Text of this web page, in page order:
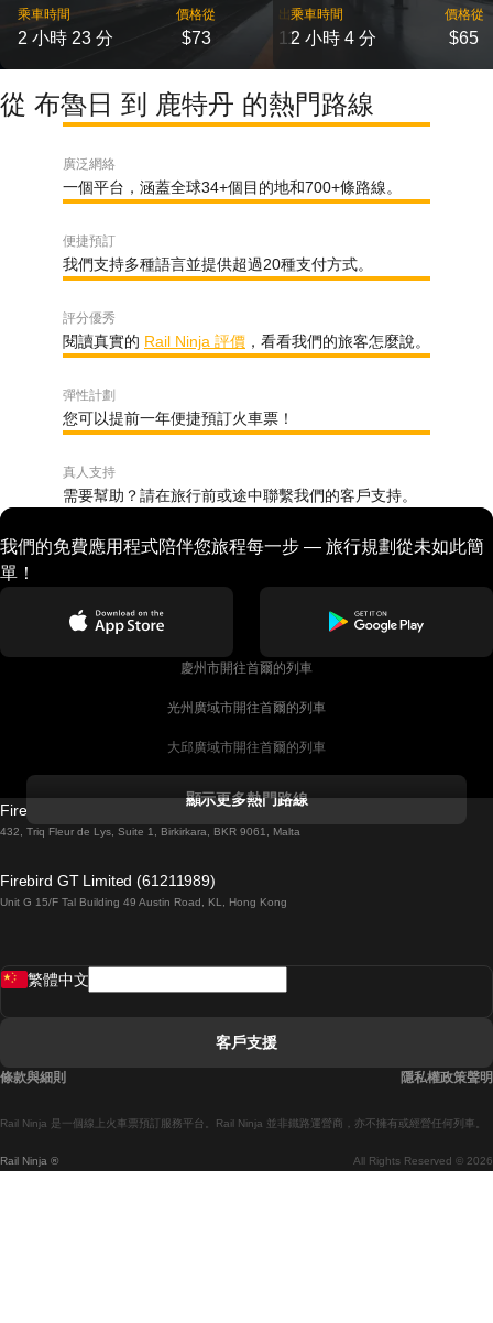
乘車時間
2 小時 23 分
價格從
$73
出發
11
乘車時間
2 小時 4 分
價格從
$65
從 布魯日 到 鹿特丹 的熱門路線
廣泛網絡
一個平台，涵蓋全球34+個目的地和700+條路線。
便捷預訂
我們支持多種語言並提供超過20種支付方式。
評分優秀
閱讀真實的 Rail Ninja 評價 ，看看我們的旅客怎麼說。
彈性計劃
您可以提前一年便捷預訂火車票！
真人支持
需要幫助？請在旅行前或途中聯繫我們的客戶支持。
我們的免費應用程式陪伴您旅程每一步 — 旅行規劃從未如此簡
單！
慶州市開往首爾的列車
光州廣域市開往首爾的列車
大邱廣域市開往首爾的列車
都柏林開往戈尔韦的列車
羅馬開往拿坡里的列車
顯示更多熱門路線
Firebird GT Limited (OC 1451)
432, Triq Fleur de Lys, Suite 1, Birkirkara, BKR 9061, Malta
Firebird GT Limited (61211989)
Unit G 15/F Tal Building 49 Austin Road, KL, Hong Kong
Rail Ninja ® All Rights Reserved © 2026
Rail Ninja 是一個線上火車票預訂服務平台。Rail Ninja 並非鐵路運營商，亦不擁有或經營任何列車。
繁體中文
客戶支援
條款與細則 隱私權政策聲明